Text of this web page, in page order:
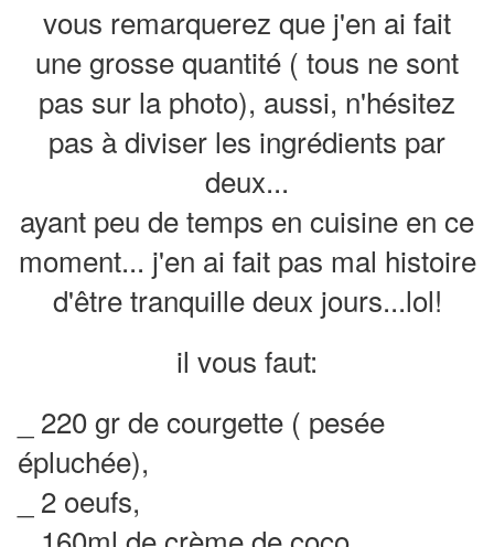
vous remarquerez que j'en ai fait
une grosse quantité ( tous ne sont
pas sur la photo), aussi, n'hésitez
pas à diviser les ingrédients par
deux...
ayant peu de temps en cuisine en ce
moment... j'en ai fait pas mal histoire
d'être tranquille deux jours...lol!
il vous faut:
_ 220 gr de courgette ( pesée
épluchée),
_ 2 oeufs,